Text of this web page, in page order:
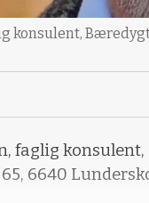
konsulent,
faglig
6640